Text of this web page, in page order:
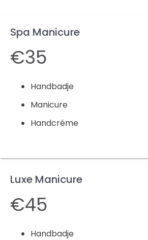
Spa Manicure
€35
Handbadje
Manicure
Handcréme
Luxe Manicure
€45
Handbadje